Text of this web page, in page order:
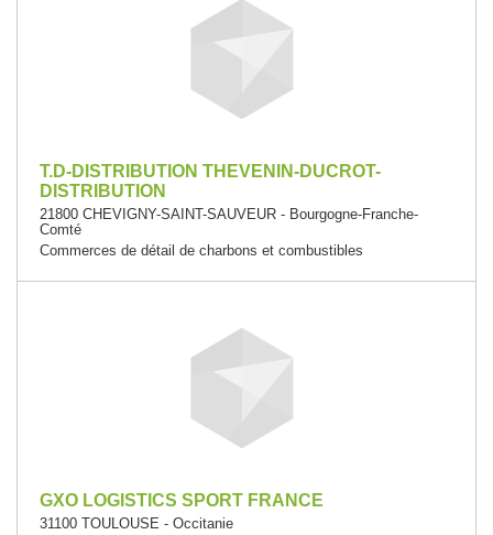
T.D-DISTRIBUTION THEVENIN-DUCROT-
DISTRIBUTION
21800 CHEVIGNY-SAINT-SAUVEUR - Bourgogne-Franche-
Comté
Commerces de détail de charbons et combustibles
GXO LOGISTICS SPORT FRANCE
31100 TOULOUSE - Occitanie